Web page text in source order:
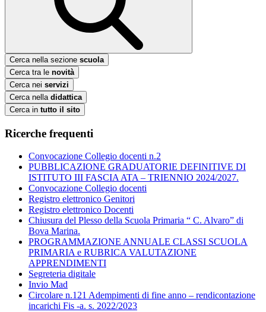
Cerca nella sezione scuola
Cerca tra le novità
Cerca nei servizi
Cerca nella didattica
Cerca in tutto il sito
Ricerche frequenti
Convocazione Collegio docenti n.2
PUBBLICAZIONE GRADUATORIE DEFINITIVE DI
ISTITUTO III FASCIA ATA – TRIENNIO 2024/2027.
Convocazione Collegio docenti
Registro elettronico Genitori
Registro elettronico Docenti
Chiusura del Plesso della Scuola Primaria “ C. Alvaro” di
Bova Marina.
PROGRAMMAZIONE ANNUALE CLASSI SCUOLA
PRIMARIA e RUBRICA VALUTAZIONE
APPRENDIMENTI
Segreteria digitale
Invio Mad
Circolare n.121 Adempimenti di fine anno – rendicontazione
incarichi Fis -a. s. 2022/2023